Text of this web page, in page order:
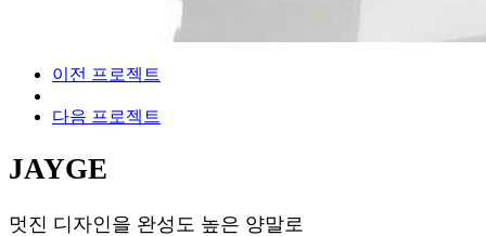
이전 프로젝트
다음 프로젝트
JAYGE
멋진 디자인을 완성도 높은 양말로